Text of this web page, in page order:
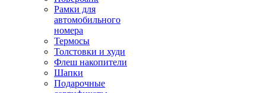
Рамки для
автомобильного
номера
Термосы
Толстовки и худи
Флеш накопители
Шапки
Подарочные